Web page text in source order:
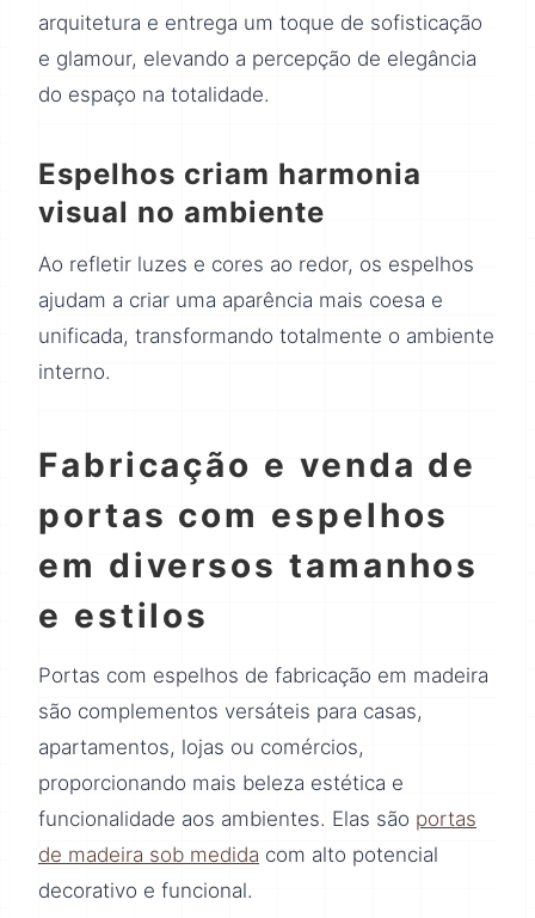
arquitetura e entrega um toque de sofisticação
e glamour, elevando a percepção de elegância
do espaço na totalidade.
Espelhos criam harmonia
visual no ambiente
Ao refletir luzes e cores ao redor, os espelhos
ajudam a criar uma aparência mais coesa e
unificada, transformando totalmente o ambiente
interno.
Fabricação e venda de
portas com espelhos
em diversos tamanhos
e estilos
Portas com espelhos de fabricação em madeira
são complementos versáteis para casas,
apartamentos, lojas ou comércios,
proporcionando mais beleza estética e
funcionalidade aos ambientes. Elas são portas
de madeira sob medida com alto potencial
decorativo e funcional.